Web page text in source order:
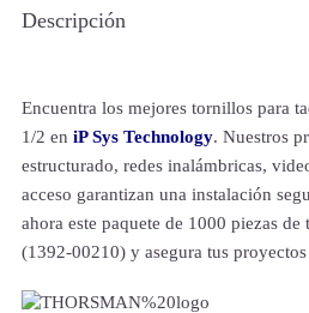
Descripción
Encuentra los mejores tornillos para
1/2 en iP Sys Technology. Nuestros
estructurado, redes inalámbricas,
acceso garantizan una instalación
ahora este paquete de 1000 piezas
(1392-00210) y asegura tus